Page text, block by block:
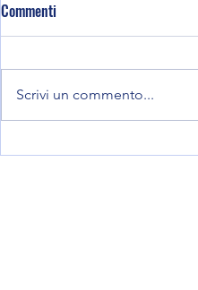
Sinusite e Chirurgia dei Seni
Commenti
Scrivi un commento...